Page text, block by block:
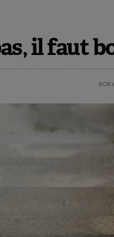
il faut